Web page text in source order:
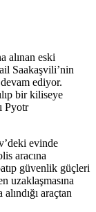
alınan eski
Saakaşvili’nin
ediyor.
bir kiliseye
Pyotr
evinde
aracına
güvenlik güçleri
uzaklaşmasına
araçtan